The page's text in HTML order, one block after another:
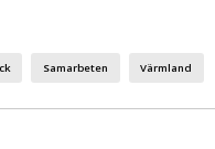
Samarbeten Värmland